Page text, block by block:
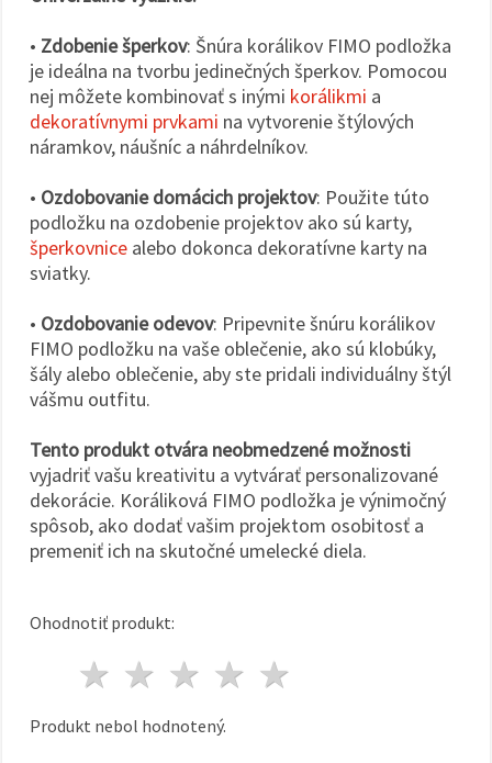
• Zdobenie šperkov: Šnúra korálikov FIMO podložka
je ideálna na tvorbu jedinečných šperkov. Pomocou
nej môžete kombinovať s inými korálikmi a
dekoratívnymi prvkami na vytvorenie štýlových
náramkov, náušníc a náhrdelníkov.
• Ozdobovanie domácich projektov: Použite túto
podložku na ozdobenie projektov ako sú karty,
šperkovnice alebo dokonca dekoratívne karty na
sviatky.
• Ozdobovanie odevov: Pripevnite šnúru korálikov
FIMO podložku na vaše oblečenie, ako sú klobúky,
šály alebo oblečenie, aby ste pridali individuálny štýl
vášmu outfitu.
Tento produkt otvára neobmedzené možnosti
vyjadriť vašu kreativitu a vytvárať personalizované
dekorácie. Koráliková FIMO podložka je výnimočný
spôsob, ako dodať vašim projektom osobitosť a
premeniť ich na skutočné umelecké diela.
Ohodnotiť produkt:
4 hviezdy
3 hviezdy
2 hviezdy
1 hviezda
Produkt nebol hodnotený.